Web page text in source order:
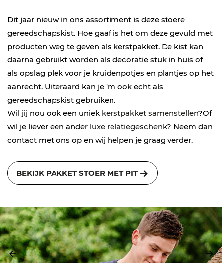
Dit jaar nieuw in ons assortiment is deze stoere
gereedschapskist. Hoe gaaf is het om deze gevuld met
producten weg te geven als kerstpakket. De kist kan
daarna gebruikt worden als decoratie stuk in huis of
als opslag plek voor je kruidenpotjes en plantjes op het
aanrecht. Uiteraard kan je 'm ook echt als
gereedschapskist gebruiken.
Wil jij nou ook een uniek kerstpakket samenstellen?Of
wil je liever een ander luxe relatiegeschenk? Neem dan
contact met ons op en wij helpen je graag verder.
BEKIJK PAKKET STOER MET PIT